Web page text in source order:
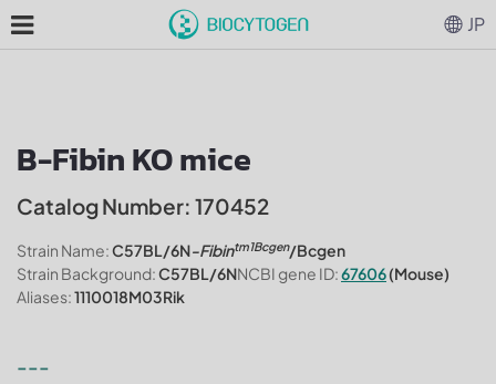
B-Fibin KO mice
Catalog Number: 170452
Strain Name:C57BL/6N-Fibintm1Bcgen/Bcgen
Strain Background:C57BL/6NNCBI gene ID:67606(Mouse)
Aliases:1110018M03Rik
---
JP